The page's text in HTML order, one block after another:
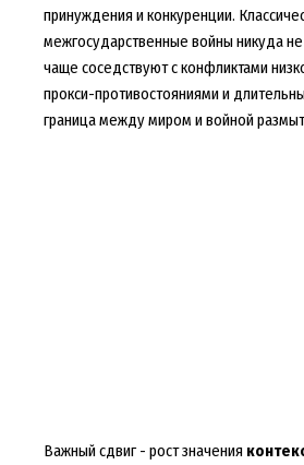
принуждения и конкуренции.
межгосударственные войны никуда не
чаще соседствуют с конфликтами
прокси-противостояниями и
граница между миром и войной
Важный сдвиг - рост значения